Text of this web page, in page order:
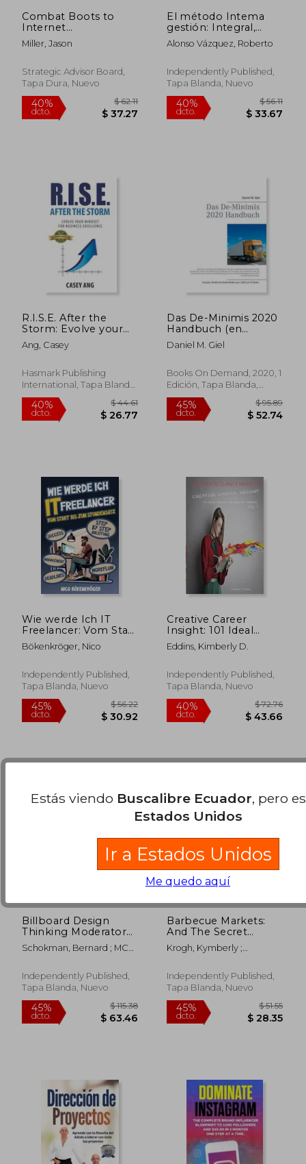
40%
dcto. $ 57.14
45%
dcto.
Combat Boots to
Internet
Entrepreneur:
Breaching The Wall: A
as an Entrepreneur.
How You can "Breach
from E (en Inglés)
Miller, Jason
Strategic Advisor Board,
Tapa Dura, Nuevo
$ 37.27
El método Intema
gestión: Integral,
inteligente, interim
management. Guía
transformación digital
en las PYMES
Alonso Vázquez, Roberto
Independently Published,
Tapa Blanda, Nuevo
dcto.
R.I.S.E. After the
Storm: Evolve your
mindset for business
excellence (en Inglés)
Ang, Casey
Hasmark Publishing
International, Tapa Blanda,
Nuevo
dcto. $ 26.77
Das De-Minimis 2020
Handbuch (en
Alemán)
Daniel M. Giel
Books On Demand, 2020, 1
Edición, Tapa Blanda,
Nuevo
dcto. $
Wie werde Ich IT
Freelancer: Vom Start
bis zum Stundensatz
(en Alemán)
Bökenkröger, Nico
Independently Published,
Tapa Blanda, Nuevo
Creative Career
Insight: 101 Ideal
Careers for Creative
Thinkers (en Inglés)
Eddins, Kimberly D.
Independently Published,
Tapa Blanda, Nuevo
Billboard Design
Thinking Moderator
Training: How to start
a career as Design
(en Inglés)
Schokman, Bernard ; MC
Independently Published,
Tapa Blanda, Nuevo
Barbecue Markets:
And The Secret
Economic Sauce of
the New World
(en Inglés)
Krogh, Kymberly ;
Aldous
Independently Published,
Tapa Blanda, Nuevo
Estás viendo Buscalibre Ecuador, pero
Estados Unidos
Ir a Estados Unidos
Me quedo aquí